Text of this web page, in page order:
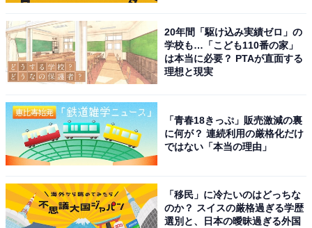
20年間「駆け込み実績ゼロ」の
学校も…「こども110番の家」
は本当に必要？ PTAが直面する
理想と現実
「青春18きっぷ」販売激減の裏
に何が？ 連続利用の厳格化だけ
ではない「本当の理由」
「移民」に冷たいのはどっちな
のか？ スイスの厳格過ぎる学歴
選別と、日本の曖昧過ぎる外国